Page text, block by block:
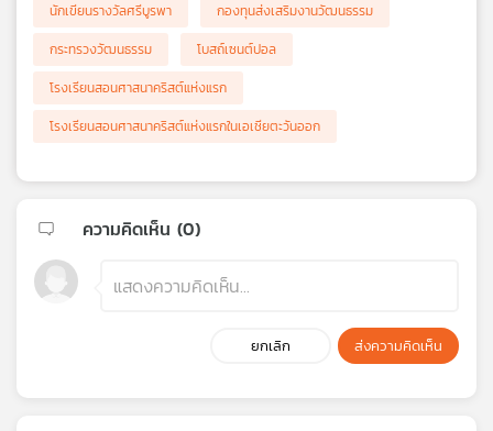
นักเขียนรางวัลศรีบูรพา
กองทุนส่งเสริมงานวัฒนธรรม
กระทรวงวัฒนธรรม
โบสถ์เซนต์ปอล
โรงเรียนสอนศาสนาคริสต์แห่งแรก
โรงเรียนสอนศาสนาคริสต์แห่งแรกในเอเชียตะวันออก
ความคิดเห็น (0)
ยกเลิก ส่งความคิดเห็น